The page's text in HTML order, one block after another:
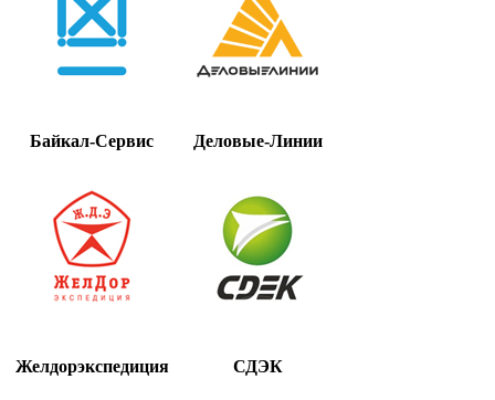
Байкал-Сервис Деловые-Линии
Желдорэкспедиция СДЭК